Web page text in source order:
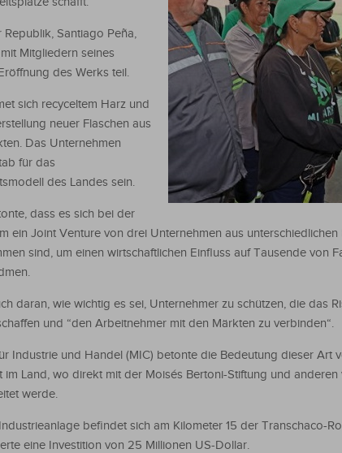
Santiago Peña,
Mitgliedern seines
des Werks teil.
sich recyceltem Harz und
neuer Flaschen aus
Das Unternehmen
für das
des Landes sein.
dass es sich bei der
ein Joint Venture von drei Unternehmen aus
sind, um einen wirtschaftlichen Einfluss auf Tausende von
daran, wie wichtig es sei, Unternehmer zu schützen, die das
und “den Arbeitnehmer mit den Märkten zu verbinden“.
Industrie und Handel (MIC) betonte die Bedeutung dieser Art
im Land, wo direkt mit der Moisés Bertoni-Stiftung und
werde.
befindet sich am Kilometer 15 der Transchaco-
eine Investition von 25 Millionen US-Dollar.